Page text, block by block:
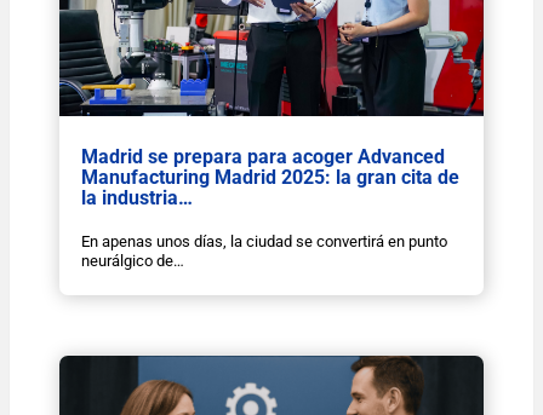
Madrid se prepara para acoger Advanced
Manufacturing Madrid 2025: la gran cita de
la industria…
En apenas unos días, la ciudad se convertirá en punto
neurálgico de…